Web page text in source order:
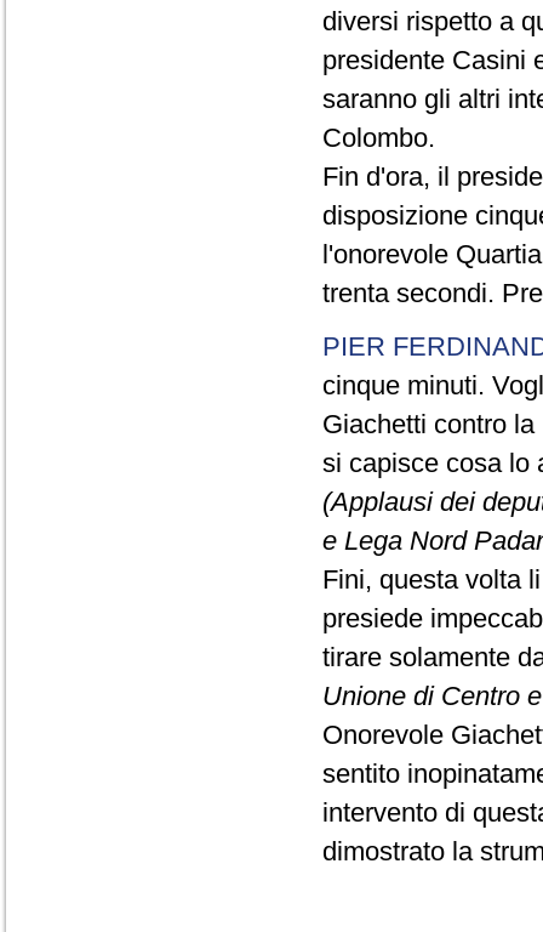
diversi rispetto a
presidente Casini
saranno gli altri
Colombo.
Fin d'ora, il
disposizione
l'onorevole
trenta secondi.
PIER
cinque minuti.
Giachetti contro
si capisce cosa lo
(Applausi dei
e Lega Nord
Fini, questa volta
presiede
tirare solamente
Unione di Centro
Onorevole
sentito
intervento di
dimostrato la